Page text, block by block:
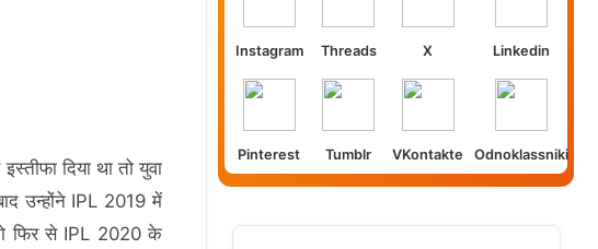
दिया था तो युवा
उन्होंने IPL 2019 में
फिर से IPL 2020 के
Instagram Threads X Linkedin
Pinterest Tumblr VKontakte Odnoklassniki